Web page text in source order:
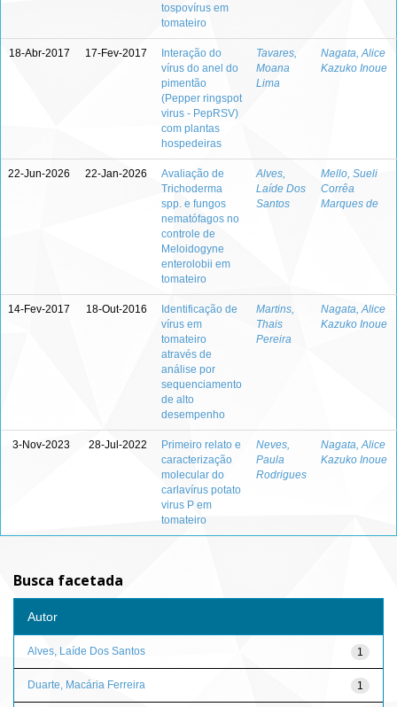
tospovírus em
tomateiro
18-Abr-2017 17-Fev-2017
Interação do
vírus do anel do
pimentão
(Pepper ringspot
virus - PepRSV)
com plantas
hospedeiras
Tavares,
Moana
Lima
Nagata, Alice
Kazuko Inoue
22-Jun-2026 22-Jan-2026
Avaliação de
Trichoderma
spp. e fungos
nematófagos no
controle de
Meloidogyne
enterolobii em
tomateiro
Alves,
Laíde Dos
Santos
Mello, Sueli
Corrêa
Marques de
14-Fev-2017 18-Out-2016
Identificação de
vírus em
tomateiro
através de
análise por
sequenciamento
de alto
desempenho
Martins,
Thais
Pereira
Nagata, Alice
Kazuko Inoue
3-Nov-2023 28-Jul-2022
Primeiro relato e
caracterização
molecular do
carlavírus potato
virus P em
tomateiro
Neves,
Paula
Rodrigues
Nagata, Alice
Kazuko Inoue
Busca facetada
Autor
1
Alves, Laíde Dos Santos
1
Duarte, Macária Ferreira